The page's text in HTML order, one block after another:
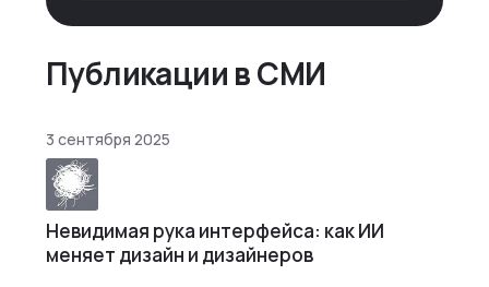
днями. А то и неделями, если сильно
Публикации в СМИ
3 сентября 2025
Невидимая рука интерфейса: как ИИ
меняет дизайн и дизайнеров